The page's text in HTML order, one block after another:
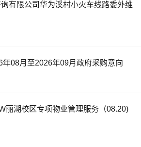
有限公司华为溪村小火车线路委外维
年08月至2026年09月政府采购意向
丽湖校区专项物业管理服务（08.20)